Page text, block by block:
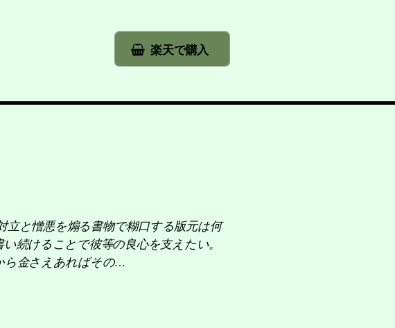
楽天で購入
立と憎悪を煽る書物で糊口する版元は何
続けることで彼等の良心を支えたい。
ら金さえあればその…